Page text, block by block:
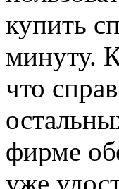
купить
минуту.
что
фирме
уже